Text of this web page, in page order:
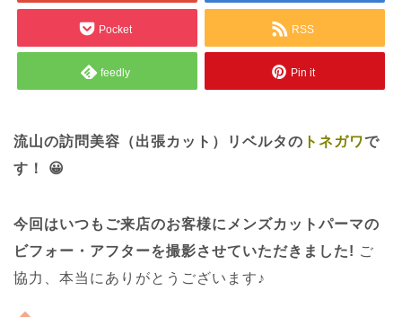
Pocket RSS
feedly Pin it
流山の訪問美容（出張カット）リベルタの トネガワで
す！ 😀
今回はいつもご来店のお客様にメンズカットパーマの
ビフォー・アフターを撮影させていただきました! ご
協力、本当にありがとうございます♪